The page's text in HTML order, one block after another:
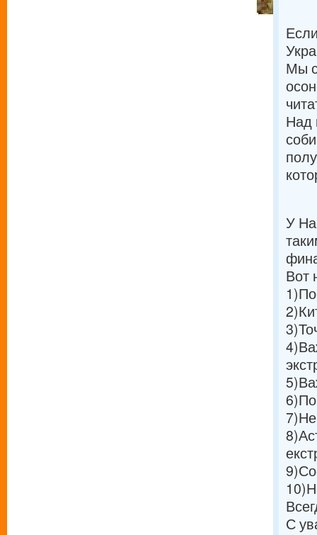
Мы
Над
У
Вот
1)
2)
3)
4)
5)
6)
7)
8)
9)
10)
С